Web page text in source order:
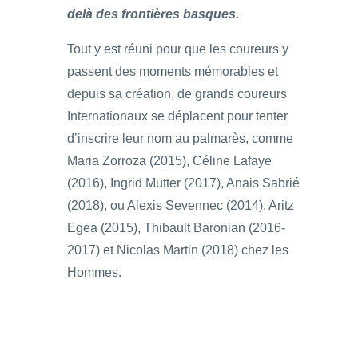
delà des frontières basques.
Tout y est réuni pour que les coureurs y
passent des moments mémorables et
depuis sa création, de grands coureurs
Internationaux se déplacent pour tenter
d’inscrire leur nom au palmarès, comme
Maria Zorroza (2015), Céline Lafaye
(2016), Ingrid Mutter (2017), Anais Sabrié
(2018), ou Alexis Sevennec (2014), Aritz
Egea (2015), Thibault Baronian (2016-
2017) et Nicolas Martin (2018) chez les
Hommes.